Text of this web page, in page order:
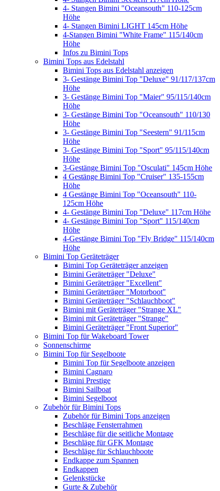
4- Stangen Bimini "Oceansouth" 110-125cm
Höhe
4- Stangen Bimini LIGHT 145cm Höhe
4-Stangen Bimini "White Frame" 115/140cm
Höhe
Infos zu Bimini Tops
Bimini Tops aus Edelstahl
Bimini Tops aus Edelstahl anzeigen
3- Gestänge Bimini Top "Deluxe" 91/117/137cm
Höhe
3- Gestänge Bimini Top "Maier" 95/115/140cm
Höhe
3- Gestänge Bimini Top "Oceansouth" 110/130
Höhe
3- Gestänge Bimini Top "Seestern" 91/115cm
Höhe
3- Gestänge Bimini Top "Sport" 95/115/140cm
Höhe
3-Gestänge Bimini Top "Osculati" 145cm Höhe
4 Gestänge Bimini Top "Cruiser" 135-155cm
Höhe
4 Gestänge Bimini Top "Oceansouth" 110-
125cm Höhe
4- Gestänge Bimini Top "Deluxe" 117cm Höhe
4- Gestänge Bimini Top "Sport" 115/140cm
Höhe
4-Gestänge Bimini Top "Fly Bridge" 115/140cm
Höhe
Bimini Top Geräteträger
Bimini Top Geräteträger anzeigen
Bimini Geräteträger "Deluxe"
Bimini Geräteträger "Excellent"
Bimini Geräteträger "Motorboot"
Bimini Geräteträger "Schlauchboot"
Bimini mit Geräteträger "Strange XL"
Bimini mit Geräteträger "Strange"
Bimini Geräteträger "Front Superior"
Bimini Top für Wakeboard Tower
Sonnenschirme
Bimini Top für Segelboote
Bimini Top für Segelboote anzeigen
Bimini Cagnaro
Bimini Prestige
Bimini Sailboat
Bimini Segelboot
Zubehör für Bimini Tops
Zubehör für Bimini Tops anzeigen
Beschläge Fensterrahmen
Beschläge für die seitliche Montage
Beschläge für GFK Montage
Beschläge für Schlauchboote
Endkappe zum Spannen
Endkappen
Gelenkstücke
Gurte & Zubehör